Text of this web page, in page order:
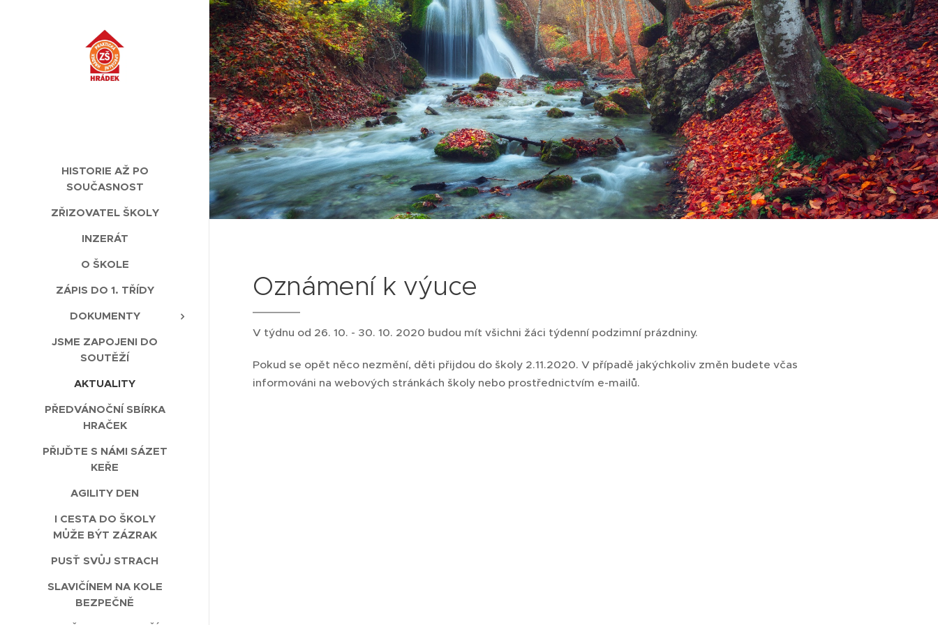
HISTORIE AŽ PO
SOUČASNOST
ZŘIZOVATEL ŠKOLY
INZERÁT
O ŠKOLE
ZÁPIS DO 1. TŘÍDY
DOKUMENTY
JSME ZAPOJENI DO
SOUTĚŽÍ
AKTUALITY
PŘEDVÁNOČNÍ SBÍRKA
HRAČEK
PŘIJĎTE S NÁMI SÁZET
KEŘE
AGILITY DEN
I CESTA DO ŠKOLY
MŮŽE BÝT ZÁZRAK
PUSŤ SVŮJ STRACH
SLAVIČÍNEM NA KOLE
BEZPEČNĚ
Oznámení k výuce
V týdnu od 26. 10. - 30. 10. 2020 budou mít všichni žáci týdenní podzimní prázdniny.
Pokud se opět něco nezmění, děti přijdou do školy 2.11.2020. V případě jakýchkoliv změn budete včas
informováni na webových stránkách školy nebo prostřednictvím e-mailů.